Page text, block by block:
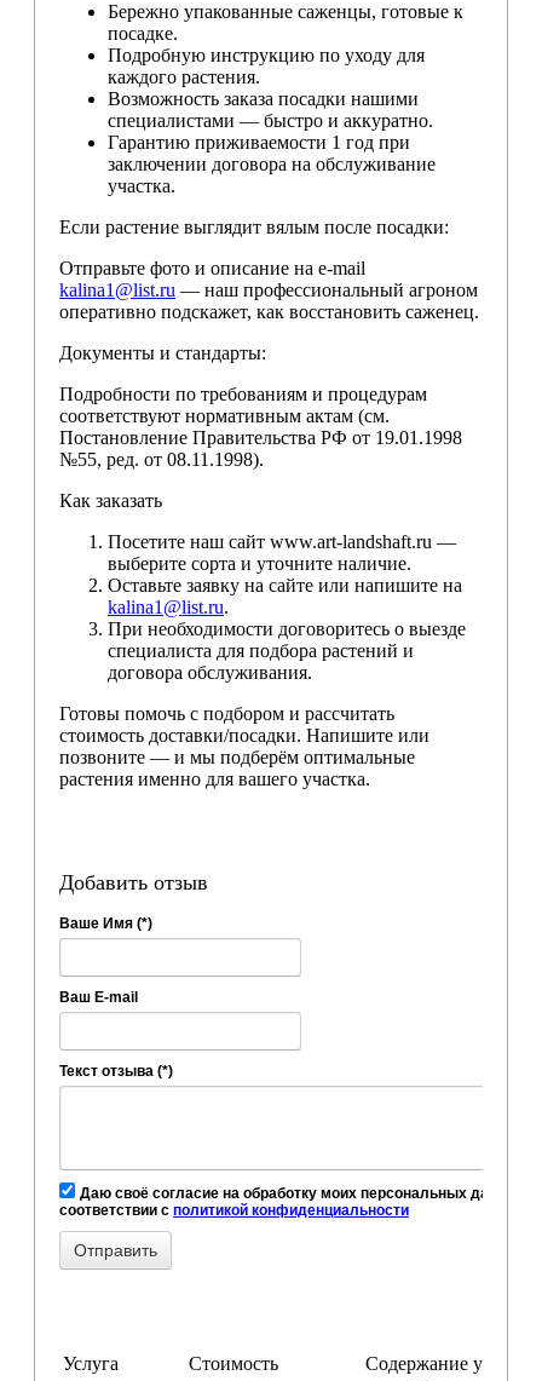
Бережно упакованные саженцы, готовые к
посадке.
Подробную инструкцию по уходу для
каждого растения.
Возможность заказа посадки нашими
специалистами — быстро и аккуратно.
Гарантию приживаемости 1 год при
заключении договора на обслуживание
участка.
Если растение выглядит вялым после посадки:
Отправьте фото и описание на e-mail
kalina1@list.ru — наш профессиональный агроном
оперативно подскажет, как восстановить саженец.
Документы и стандарты:
Подробности по требованиям и процедурам
соответствуют нормативным актам (см.
Постановление Правительства РФ от 19.01.1998
№55, ред. от 08.11.1998).
Как заказать
Посетите наш сайт www.art-landshaft.ru —
выберите сорта и уточните наличие.
Оставьте заявку на сайте или напишите на
kalina1@list.ru.
При необходимости договоритесь о выезде
специалиста для подбора растений и
договора обслуживания.
Готовы помочь с подбором и рассчитать
стоимость доставки/посадки. Напишите или
позвоните — и мы подберём оптимальные
растения именно для вашего участка.
Добавить отзыв
Ваше Имя (*)
Ваш E-mail
Текст отзыва (*)
Даю своё согласие на обработку моих персональных данных, в
соответствии с политикой конфиденциальности
Услуга Стоимость Содержание услуги